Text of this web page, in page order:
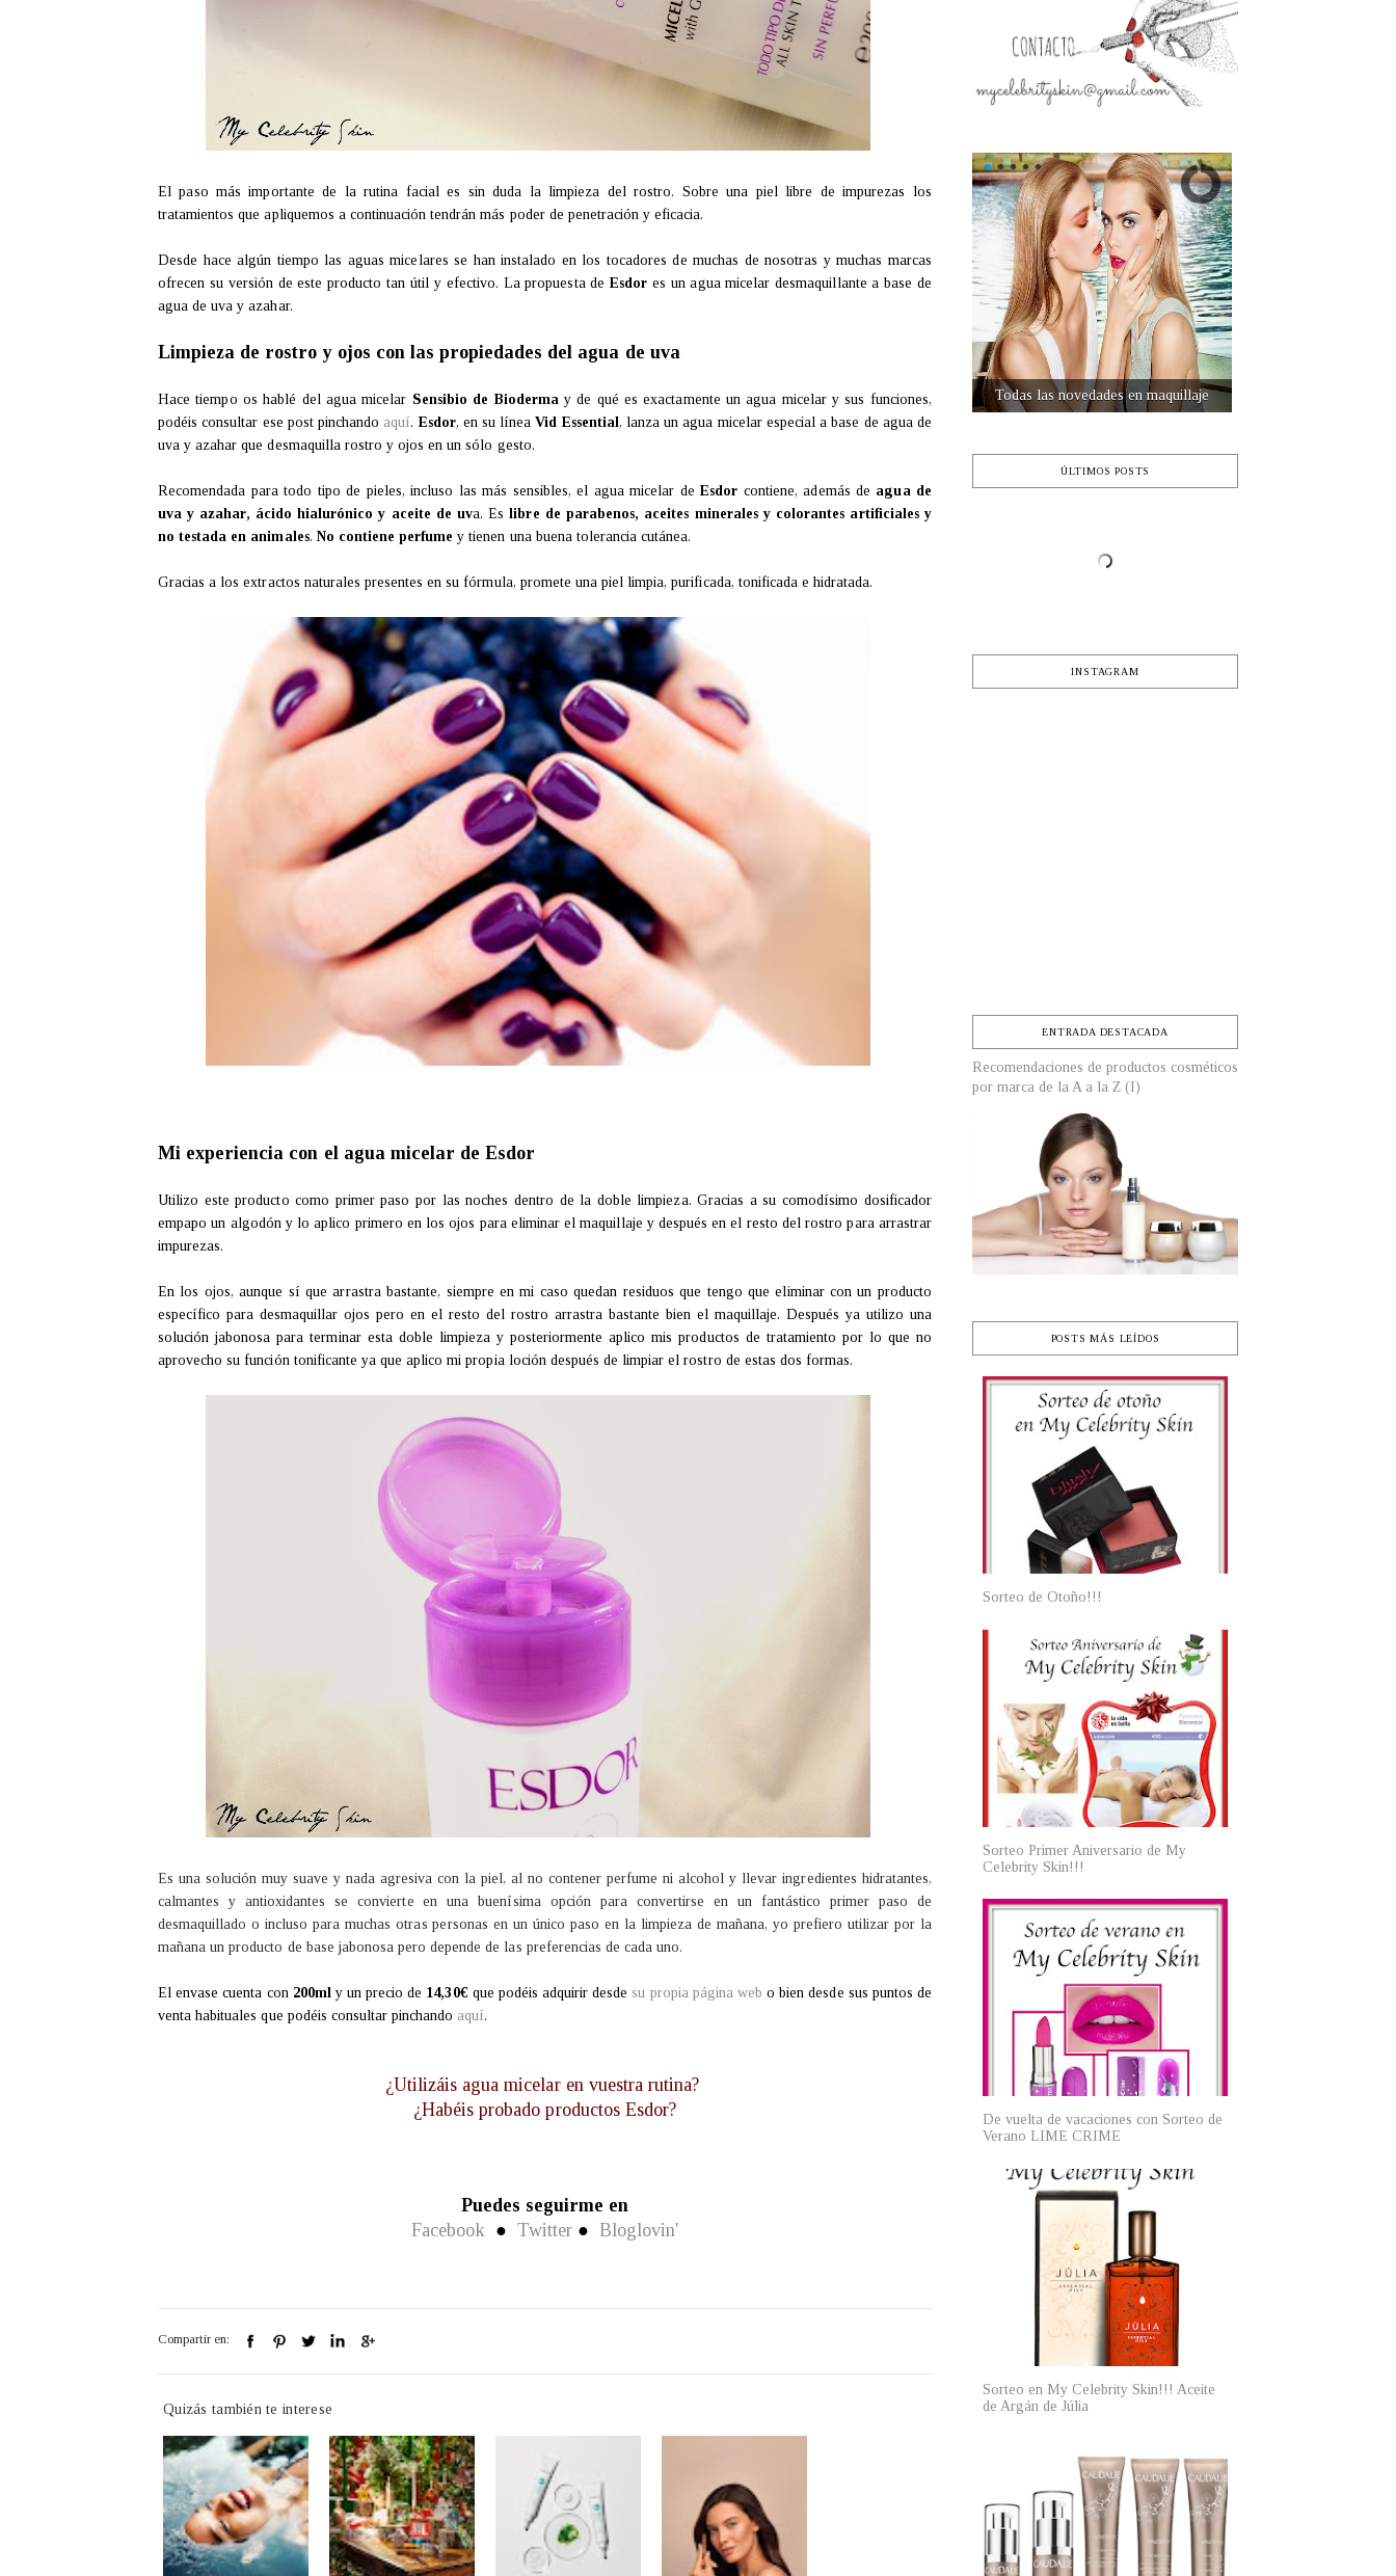
El paso más importante de la rutina facial es sin duda la limpieza del rostro. Sobre una piel libre de impurezas los
tratamientos que apliquemos a continuación tendrán más poder de penetración y eficacia.
Desde hace algún tiempo las aguas micelares se han instalado en los tocadores de muchas de nosotras y muchas marcas
ofrecen su versión de este producto tan útil y efectivo. La propuesta deEsdor es un agua micelar desmaquillante a base de
agua de uva y azahar.
Limpieza de rostro y ojos con las propiedades del agua de uva
Hace tiempo os hablé del agua micelar Sensibio de Bioderma y de qué es exactamente un agua micelar y sus funciones,
podéis consultar ese post pinchando aquí.Esdor, en su líneaVid Essential, lanza un agua micelar especial a base de agua de
uva y azahar que desmaquilla rostro y ojos en un sólo gesto.
Recomendada para todo tipo de pieles, incluso las más sensibles, el agua micelar deEsdor contiene, además de agua de
uva y azahar, ácido hialurónico y aceite de uva. Eslibre de parabenos, aceites minerales y colorantes artificiales y
no testada en animales. No contiene perfume y tienen una buena tolerancia cutánea.
Gracias a los extractos naturales presentes en su fórmula, promete una piel limpia, purificada, tonificada e hidratada.
Mi experiencia con el agua micelar de Esdor
Utilizo este producto como primer paso por las noches dentro de la doble limpieza. Gracias a su comodísimo dosificador
empapo un algodón y lo aplico primero en los ojos para eliminar el maquillaje y después en el resto del rostro para arrastrar
impurezas.
En los ojos, aunque sí que arrastra bastante, siempre en mi caso quedan residuos que tengo que eliminar con un producto
específico para desmaquillar ojos pero en el resto del rostro arrastra bastante bien el maquillaje. Después ya utilizo una
solución jabonosa para terminar esta doble limpieza y posteriormente aplico mis productos de tratamiento por lo que no
aprovecho su función tonificante ya que aplico mi propia loción después de limpiar el rostro de estas dos formas.
Es una solución muy suave y nada agresiva con la piel, al no contener perfume ni alcohol y llevar ingredientes hidratantes,
calmantes y antioxidantes se convierte en una buenísima opción para convertirse en un fantástico primer paso de
desmaquillado o incluso para muchas otras personas en un único paso en la limpieza de mañana, yo prefiero utilizar por la
mañana un producto de base jabonosa pero depende de las preferencias de cada uno.
El envase cuenta con 200ml y un precio de 14,30€ que podéis adquirir desde su propia página web o bien desde sus puntos de
venta habituales que podéis consultar pinchando aquí.
¿Utilizáis agua micelar en vuestra rutina?
¿Habéis probado productos Esdor?
Puedes seguirme en
Facebook ● Twitter ● Bloglovin'
Compartir en:
Quizás también te interese
Destinos de viaje
ÚLTIMOS POSTS
INSTAGRAM
ENTRADA DESTACADA
Recomendaciones de productos cosméticos
por marca de la A a la Z (I)
POSTS MÁS LEÍDOS
Sorteo de Otoño!!!
Sorteo Primer Aniversario de My
Celebrity Skin!!!
De vuelta de vacaciones con Sorteo de
Verano LIME CRIME
Sorteo en My Celebrity Skin!!! Aceite
de Argán de Júlia